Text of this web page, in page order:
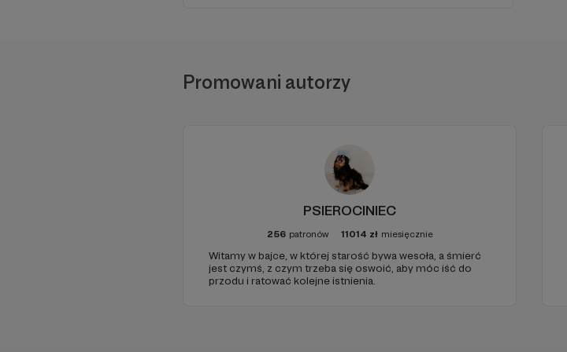
Promowani autorzy
PSIEROCINIEC
256 patronów 11014 zł miesięcznie
Witamy w bajce, w której starość bywa wesoła, a śmierć
jest czymś, z czym trzeba się oswoić, aby móc iść do
przodu i ratować kolejne istnienia.